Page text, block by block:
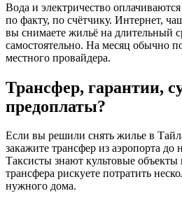
Вода и электричество
по факту, по счётчику. Интернет,
вы снимаете жильё на длительный
самостоятельно. На месяц обычно
местного провайдера.
Трансфер, гарантии,
предоплаты?
Если вы решили снять жилье в
закажите трансфер из аэропорта до
Таксисты знают культовые
трансфера рискуете потратить
нужного дома.